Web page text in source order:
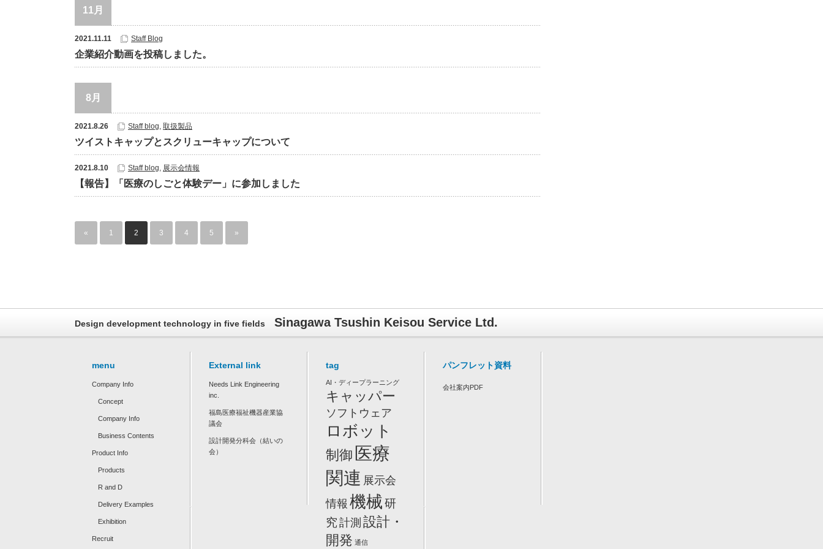
11月
2021.11.11 Staff Blog
企業紹介動画を投稿しました。
8月
2021.8.26 Staff blog, 取扱製品
ツイストキャップとスクリューキャップについて
2021.8.10 Staff blog, 展示会情報
【報告】「医療のしごと体験デー」に参加しました
« 1 2 3 4 5 »
Design development technology in five fields Sinagawa Tsushin Keisou Service Ltd.
menu
Company Info
Concept
Company Info
Business Contents
Product Info
Products
R and D
Delivery Examples
Exhibition
Recruit
External link
Needs Link Engineering
inc.
福島医療福祉機器産業協
議会
設計開発分科会（結いの
会）
tag
AI・ディープラーニング
キャッパー
ソフトウェア
ロボット
制御 医療
関連 展示会
情報 機械研
究 計測 設計・
開発 通信
パンフレット資料
会社案内PDF